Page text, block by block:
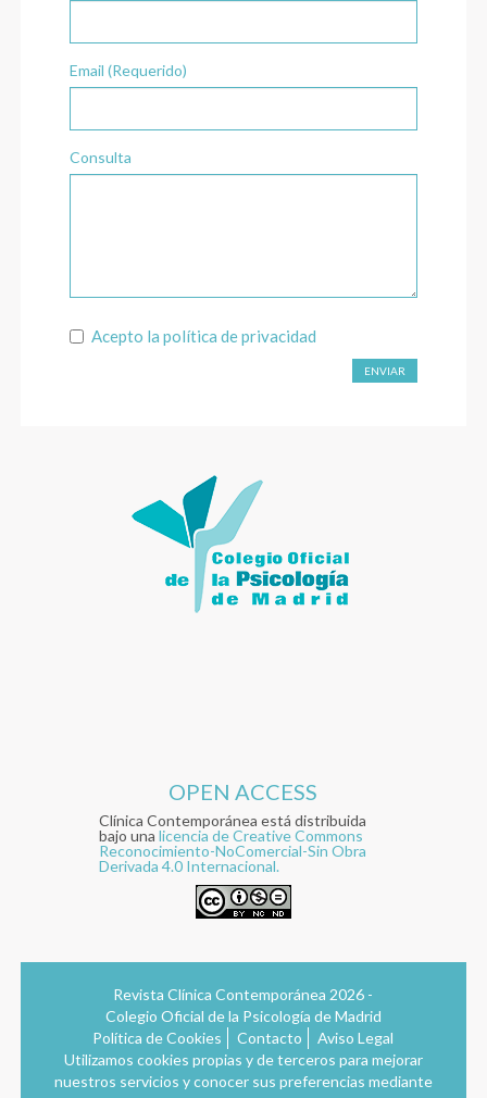
Email (Requerido)
Consulta
Acepto lapolítica de privacidad
ENVIAR
OPEN ACCESS
Clínica Contemporánea está distribuida
bajo unalicencia de Creative Commons
Reconocimiento-NoComercial-Sin Obra
Derivada 4.0 Internacional.
Revista Clínica Contemporánea 2026 -
Colegio Oficial de la Psicología de Madrid
Política de Cookies
Contacto
Aviso Legal
Utilizamos cookies propias y de terceros para mejorar
nuestros servicios y conocer sus preferencias mediante